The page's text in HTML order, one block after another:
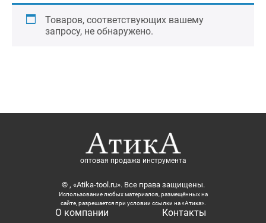
Товаров, соответствующих вашему
запросу, не обнаружено.
оптовая продажа инструмента
© , «Atika-tool.ru». Все права защищены.
Использование любых материалов, размещённых на
сайте, разрешается при условии ссылки на «Атика».
О компании Контакты